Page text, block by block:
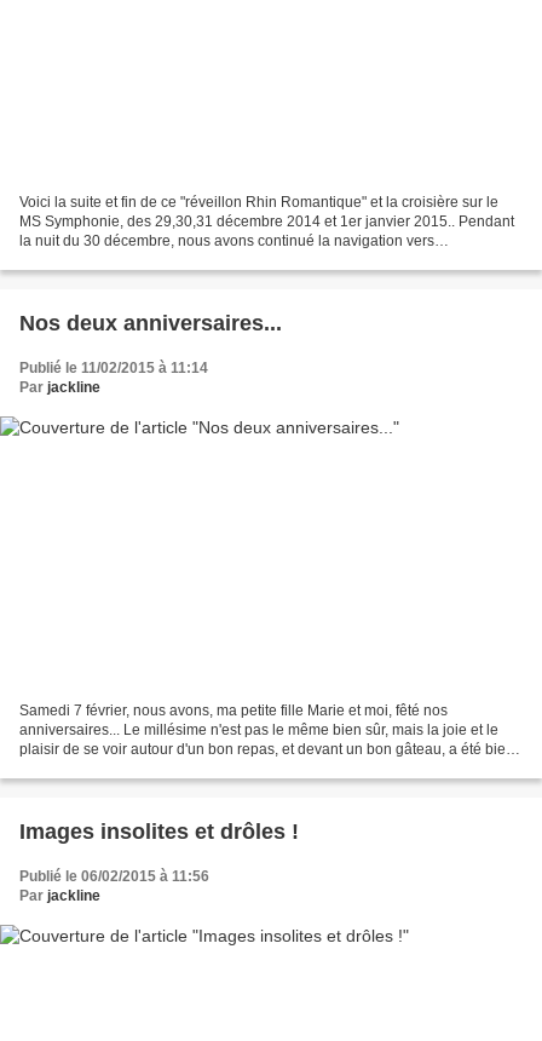
Voici la suite et fin de ce "réveillon Rhin Romantique" et la croisière sur le
MS Symphonie, des 29,30,31 décembre 2014 et 1er janvier 2015.. Pendant
la nuit du 30 décembre, nous avons continué la navigation vers
Nos deux anniversaires...
Publié le 11/02/2015 à 11:14
Par jackline
Samedi 7 février, nous avons, ma petite fille Marie et moi, fêté nos
anniversaires... Le millésime n'est pas le même bien sûr, mais la joie et le
plaisir de se voir autour d'un bon repas, et devant un bon gâteau, a été bien
Images insolites et drôles !
Publié le 06/02/2015 à 11:56
Par jackline